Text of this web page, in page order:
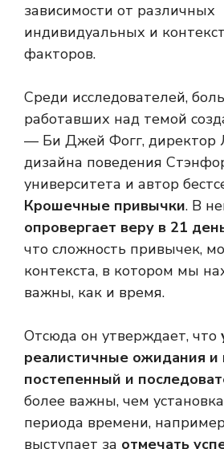
зависимости от различных
индивидуальных и
факторов.
Среди исследователей,
работавших над темой
— Би Джей Фогг, директор
дизайна поведения
университета и автор
Крошечные привычки. В
опровергает веру в 21
что сложность привычек,
контекста, в котором мы
важны, как и время.
Отсюда он утверждает, что
реалистичные ожидания и
постепенный и
более важны, чем
периода времени,
выступает за отмечать